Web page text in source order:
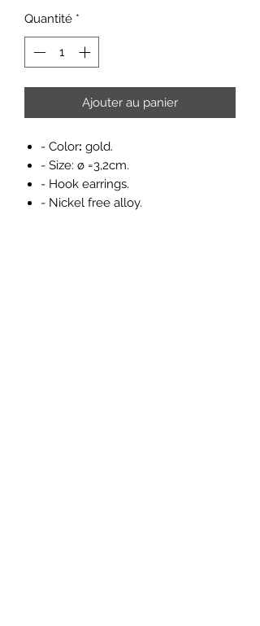
Quantité *
Ajouter au panier
- Color: gold.
- Size: ø =3,2cm.
- Hook earrings.
- Nickel free alloy.